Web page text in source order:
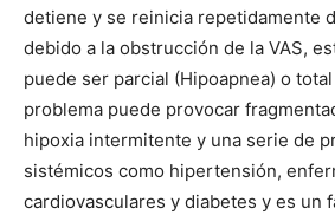
detiene y se reinicia repetidamente
debido a la obstrucción de la VAS,
puede ser parcial (Hipoapnea) o
problema puede provocar
hipoxia intermitente y una serie de
sistémicos como hipertensión,
cardiovasculares y diabetes y es un